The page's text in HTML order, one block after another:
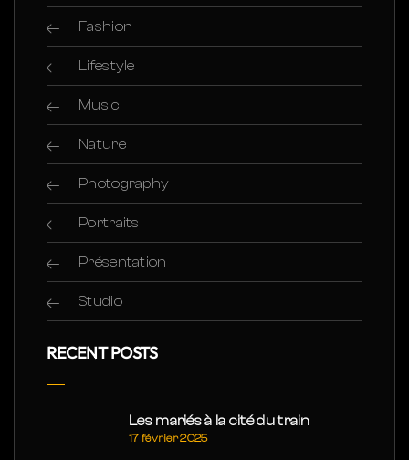
Fashion
Lifestyle
Music
Nature
Photography
Portraits
Présentation
Studio
RECENT POSTS
Les mariés à la cité du train
17 février 2025